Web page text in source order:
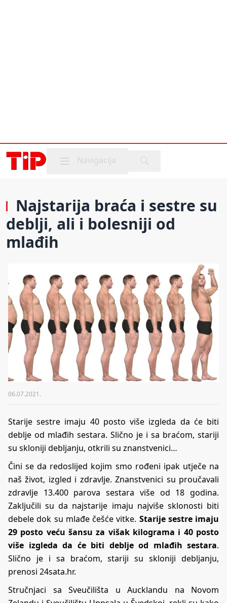
Mobile menu
Navigacija
Najstarija braća i sestre su
deblji, ali i bolesniji od
mlađih
06.07.2021.
Starije sestre imaju 40 posto više izgleda da će biti
deblje od mlađih sestara. Slično je i sa braćom, stariji
su skloniji debljanju, otkrili su znanstvenici…
Čini se da redoslijed kojim smo rođeni ipak utječe na
naš život, izgled i zdravlje. Znanstvenici su proučavali
zdravlje 13.400 parova sestara više od 18 godina.
Zaključili su da najstarije imaju najviše sklonosti biti
debele dok su mlađe češće vitke. Starije sestre imaju
29 posto veću šansu za višak kilograma i 40 posto
više izgleda da će biti deblje od mlađih sestara.
Slično je i sa braćom, stariji su skloniji debljanju,
prenosi 24sata.hr.
Stručnjaci sa Sveučilišta u Aucklandu na Novom